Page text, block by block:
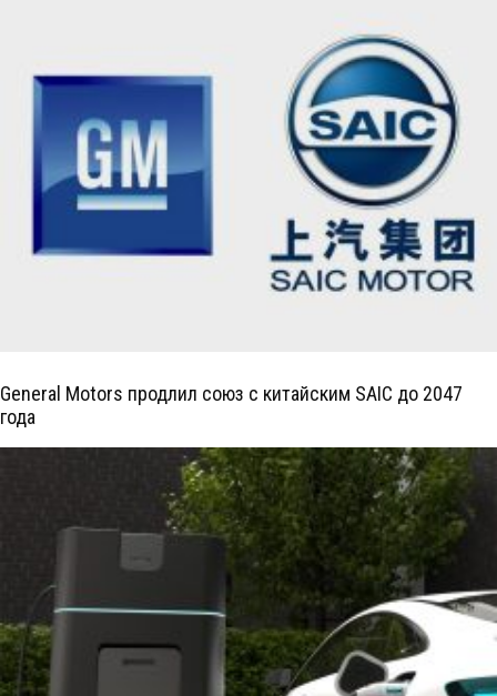
General Motors продлил союз с китайским SAIC до 2047
года